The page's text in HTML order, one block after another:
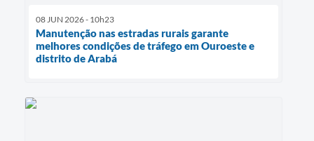
08 JUN 2026 - 10h23
Manutenção nas estradas rurais garante
melhores condições de tráfego em Ouroeste e
distrito de Arabá